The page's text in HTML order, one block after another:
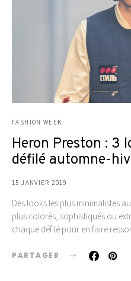
FASHION WEEK
Heron Preston : 3
défilé automne-
15 JANVIER 2019
Des looks les plus minimalistes
plus colorés, sophistiqués ou
chaque défilé pour en faire
PARTAGER